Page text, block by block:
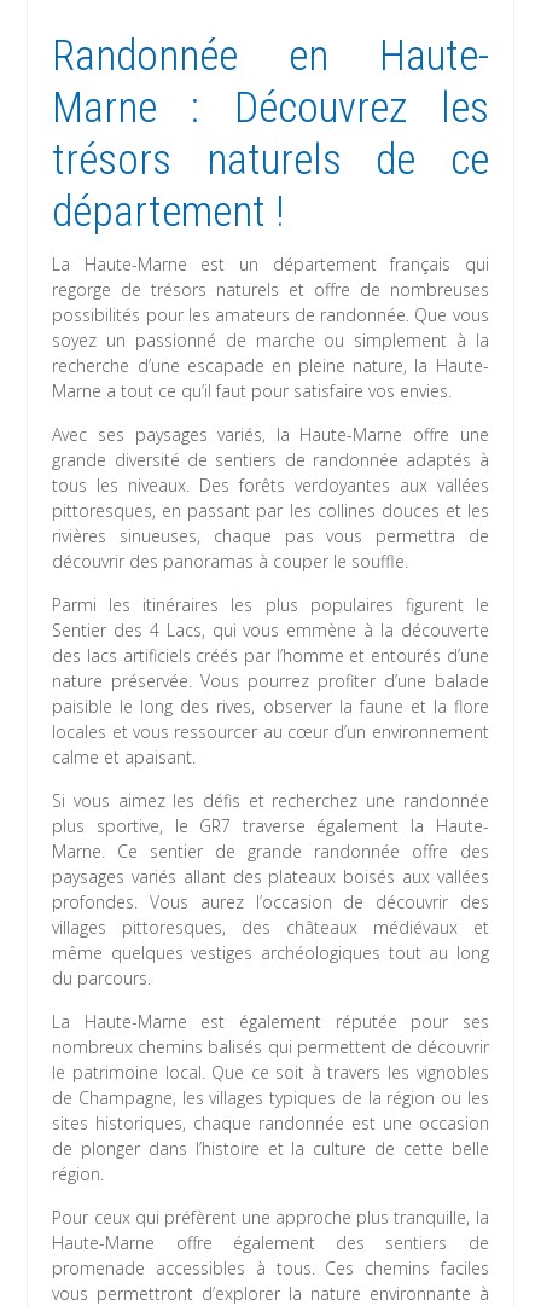
Randonnée en Haute-
Marne : Découvrez les
trésors naturels de ce
département !
La Haute-Marne est un département français qui
regorge de trésors naturels et offre de nombreuses
possibilités pour les amateurs de randonnée. Que vous
soyez un passionné de marche ou simplement à la
recherche d’une escapade en pleine nature, la Haute-
Marne a tout ce qu’il faut pour satisfaire vos envies.
Avec ses paysages variés, la Haute-Marne offre une
grande diversité de sentiers de randonnée adaptés à
tous les niveaux. Des forêts verdoyantes aux vallées
pittoresques, en passant par les collines douces et les
rivières sinueuses, chaque pas vous permettra de
découvrir des panoramas à couper le souffle.
Parmi les itinéraires les plus populaires figurent le
Sentier des 4 Lacs, qui vous emmène à la découverte
des lacs artificiels créés par l’homme et entourés d’une
nature préservée. Vous pourrez profiter d’une balade
paisible le long des rives, observer la faune et la flore
locales et vous ressourcer au cœur d’un environnement
calme et apaisant.
Si vous aimez les défis et recherchez une randonnée
plus sportive, le GR7 traverse également la Haute-
Marne. Ce sentier de grande randonnée offre des
paysages variés allant des plateaux boisés aux vallées
profondes. Vous aurez l’occasion de découvrir des
villages pittoresques, des châteaux médiévaux et
même quelques vestiges archéologiques tout au long
du parcours.
La Haute-Marne est également réputée pour ses
nombreux chemins balisés qui permettent de découvrir
le patrimoine local. Que ce soit à travers les vignobles
de Champagne, les villages typiques de la région ou les
sites historiques, chaque randonnée est une occasion
de plonger dans l’histoire et la culture de cette belle
région.
Pour ceux qui préfèrent une approche plus tranquille, la
Haute-Marne offre également des sentiers de
promenade accessibles à tous. Ces chemins faciles
vous permettront d’explorer la nature environnante à